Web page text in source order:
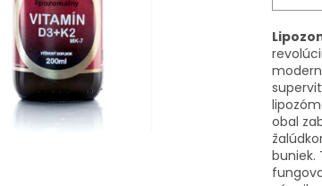
obal
buniek.